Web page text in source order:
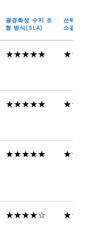
광경화성 수지 조
형 방식(SLA)
선택적 레
소결 방식
★★★★★
★★★★★
★★★★★
★★★★☆